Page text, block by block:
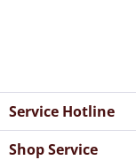
Service Hotline
Shop Service